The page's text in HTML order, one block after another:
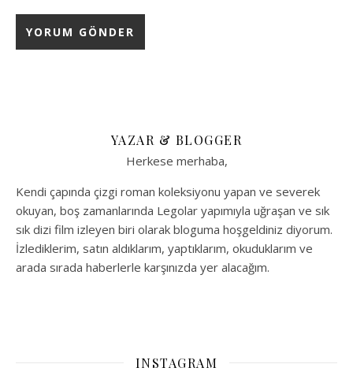
YAZAR & BLOGGER
Herkese merhaba,
Kendi çapında çizgi roman koleksiyonu yapan ve severek
okuyan, boş zamanlarında Legolar yapımıyla uğraşan ve sık
sık dizi film izleyen biri olarak bloguma hoşgeldiniz diyorum.
İzlediklerim, satın aldıklarım, yaptıklarım, okuduklarım ve
arada sırada haberlerle karşınızda yer alacağım.
INSTAGRAM